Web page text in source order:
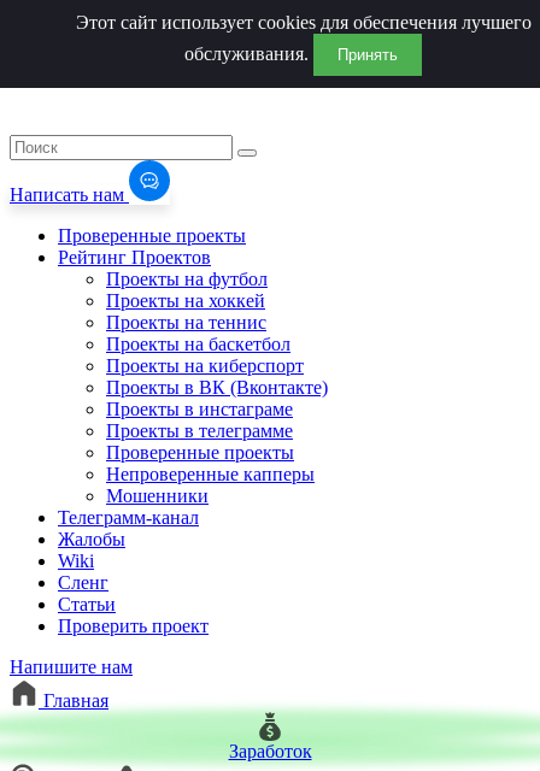
Написать нам
Проверенные проекты
Рейтинг Проектов
Проекты на футбол
Проекты на хоккей
Проекты на теннис
Проекты на баскетбол
Проекты на киберспорт
Проекты в ВК (Вконтакте)
Проекты в инстаграме
Проекты в телеграмме
Проверенные проекты
Непроверенные капперы
Мошенники
Телеграмм-канал
Жалобы
Wiki
Сленг
Статьи
Проверить проект
Напишите нам
Главная
Заработок
Этот сайт использует cookies для обеспечения лучшего
обслуживания.
Принять